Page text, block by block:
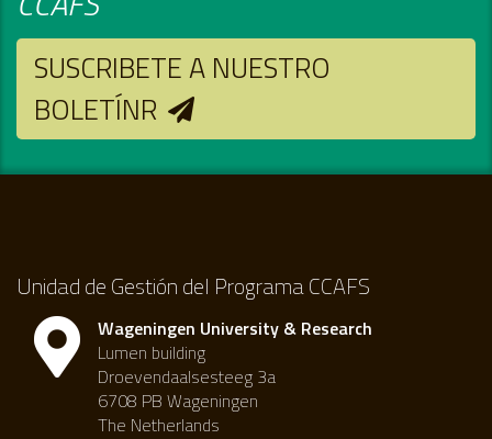
SUSCRIBETE A NUESTRO
BOLETÍNR
Unidad de Gestión del Programa CCAFS
Wageningen University & Research
Lumen building
Droevendaalsesteeg 3a
6708 PB Wageningen
The Netherlands